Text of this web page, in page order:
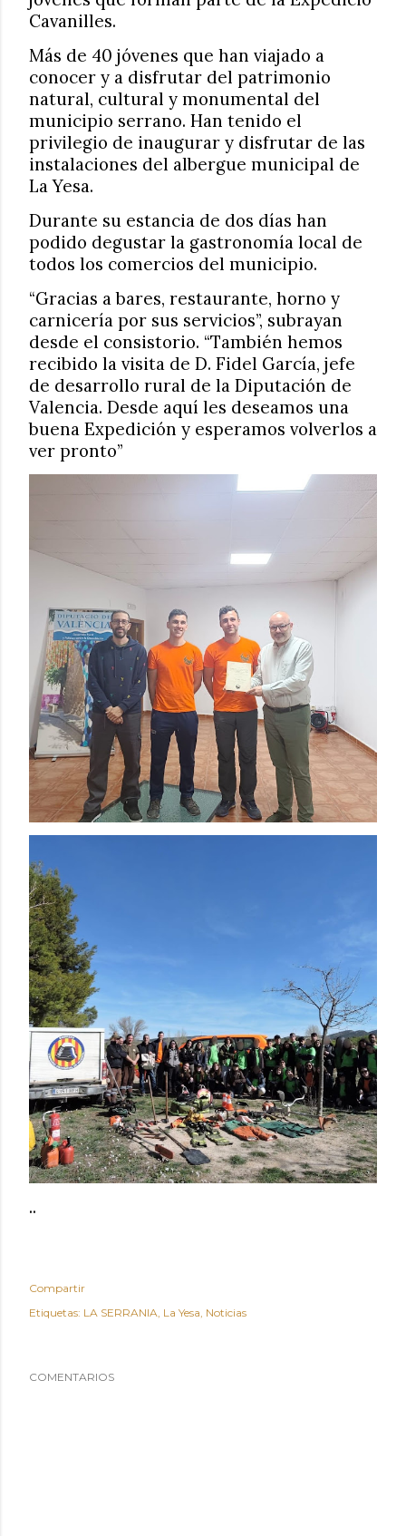
Cavanilles.
Más de 40 jóvenes que han viajado a
conocer y a disfrutar del patrimonio
natural, cultural y monumental del
municipio serrano. Han tenido el
privilegio de inaugurar y disfrutar de las
instalaciones del albergue municipal de
La Yesa.
Durante su estancia de dos días han
podido degustar la gastronomía local de
todos los comercios del municipio.
“Gracias a bares, restaurante, horno y
carnicería por sus servicios”, subrayan
desde el consistorio. “También hemos
recibido la visita de D. Fidel García, jefe
de desarrollo rural de la Diputación de
Valencia. Desde aquí les deseamos una
buena Expedición y esperamos volverlos a
ver pronto”
..
Compartir
Etiquetas: LA SERRANIA La Yesa Noticias
COMENTARIOS